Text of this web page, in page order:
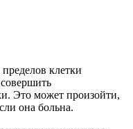
клетки
Это может произойти,
она больна.